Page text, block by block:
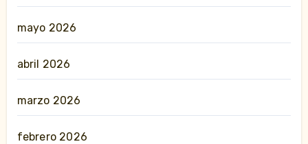
mayo 2026
abril 2026
marzo 2026
febrero 2026